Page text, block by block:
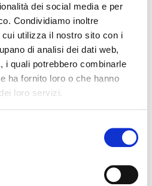
dei social media e per
Condividiamo inoltre
utilizza il nostro sito con i
di analisi dei dati web,
i quali potrebbero combinarle
ha fornito loro o che hanno
loro servizi.
di cinque, durano in
essere rieletti.
su incarico del
tecniche dell’
all’attività della
e riferiscono in
il Presidente è
dal Vice Presidente più
di assenza o impedimento
che è stato designato